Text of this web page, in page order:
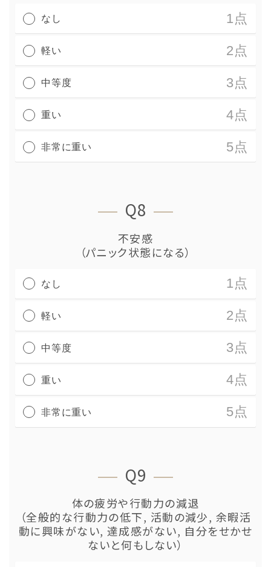
なし 1点
軽い 2点
中等度 3点
重い 4点
非常に重い 5点
Q8
不安感
（パニック状態になる）
なし 1点
軽い 2点
中等度 3点
重い 4点
非常に重い 5点
Q9
体の疲労や行動力の減退
（全般的な行動力の低下, 活動の減少, 余暇活
動に興味がない, 達成感がない, 自分をせかせ
ないと何もしない）